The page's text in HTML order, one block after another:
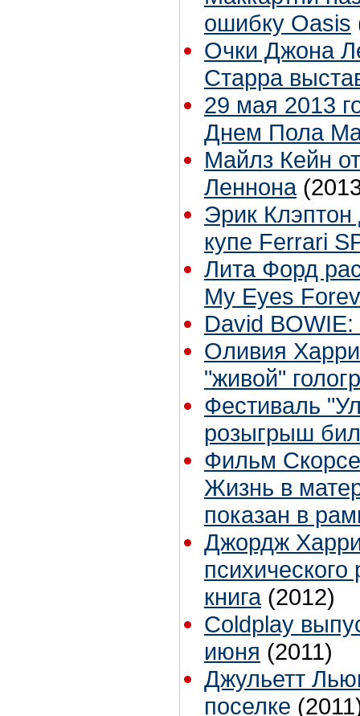
ошибку Oasis
Очки Джона
Старра
29 мая 2013
Днем Пола
Майлз Кейн
Леннона
Эрик Клэптон
купе Ferrari
Лита Форд
My Eyes
David
Оливия
"живой"
Фестиваль
розыгрыш
Фильм
Жизнь в
показан в
Джордж
книга (2012)
Coldplay
июня (2011)
Джульетт
поселке